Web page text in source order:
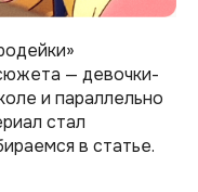
— девочки-
и параллельно
стал
в статье.